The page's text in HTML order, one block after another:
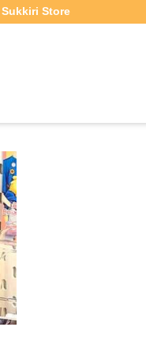
Sukkiri Store